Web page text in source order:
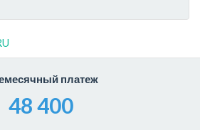
платеж
48 400